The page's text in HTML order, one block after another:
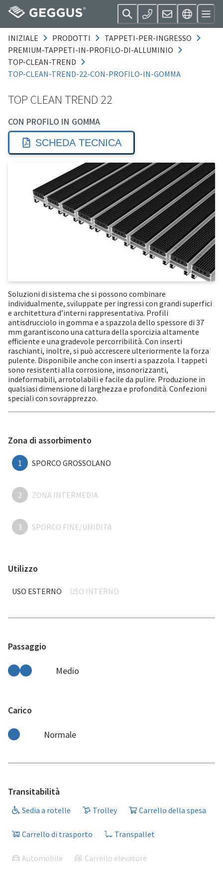
INIZIALE PRODOTTI
TAPPETI-PER-INGRESSO
PREMIUM-TAPPETI-IN-PROFILO-DI-ALLUMINIO
TOP-CLEAN-TREND
TOP-CLEAN-TREND-22-CON-PROFILO-IN-GOMMA
TOP CLEAN TREND 22
CON PROFILO IN GOMMA
SCHEDA TECNICA
Soluzioni di sistema che si possono combinare
individualmente, sviluppate per ingressi con grandi superfici
e architettura d’interni rappresentativa. Profili
antisdrucciolo in gomma e a spazzola dello spessore di 37
mm garantiscono una cattura della sporcizia altamente
efficiente e una gradevole percorribilità. Con inserti
raschianti, inoltre, si può accrescere ulteriormente la forza
pulente. Disponibile anche con inserti a spazzola. I tappeti
sono resistenti alla corrosione, insonorizzanti,
indeformabili, arrotolabili e facile da pulire. Produzione in
qualsiasi dimensione di larghezza e profondità. Confezioni
speciali con sovrapprezzo.
Zona di assorbimento
1 SPORCO GROSSOLANO
2 ZONA INTERMEDIA
3 SPORCO FINE/UMIDITÀ
Utilizzo
USO ESTERNO USO INTERNO
Passaggio
Medio
Carico
Normale
Transitabilità
Sedia a rotelle Trolley Carrello della spesa
Carrello di trasporto Transpallet
Automobile Carrello elevatore